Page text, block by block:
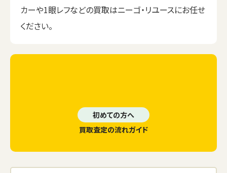
カーや1眼レフなどの買取はニーゴ・リユースにお任せ
ください。
初めての方へ
買取査定の流れガイド